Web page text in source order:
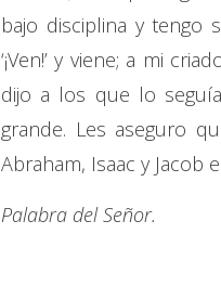
bajo disciplina y tengo
‘¡Ven!’ y viene; a mi
dijo a los que lo
grande. Les aseguro
Abraham, Isaac y Jacob
Palabra del Señor.